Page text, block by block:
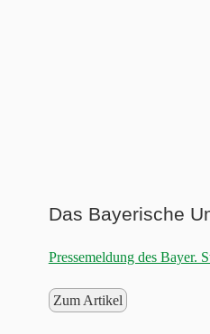
Das Bayerische
Pressemeldung des Bayer.
Zum Artikel